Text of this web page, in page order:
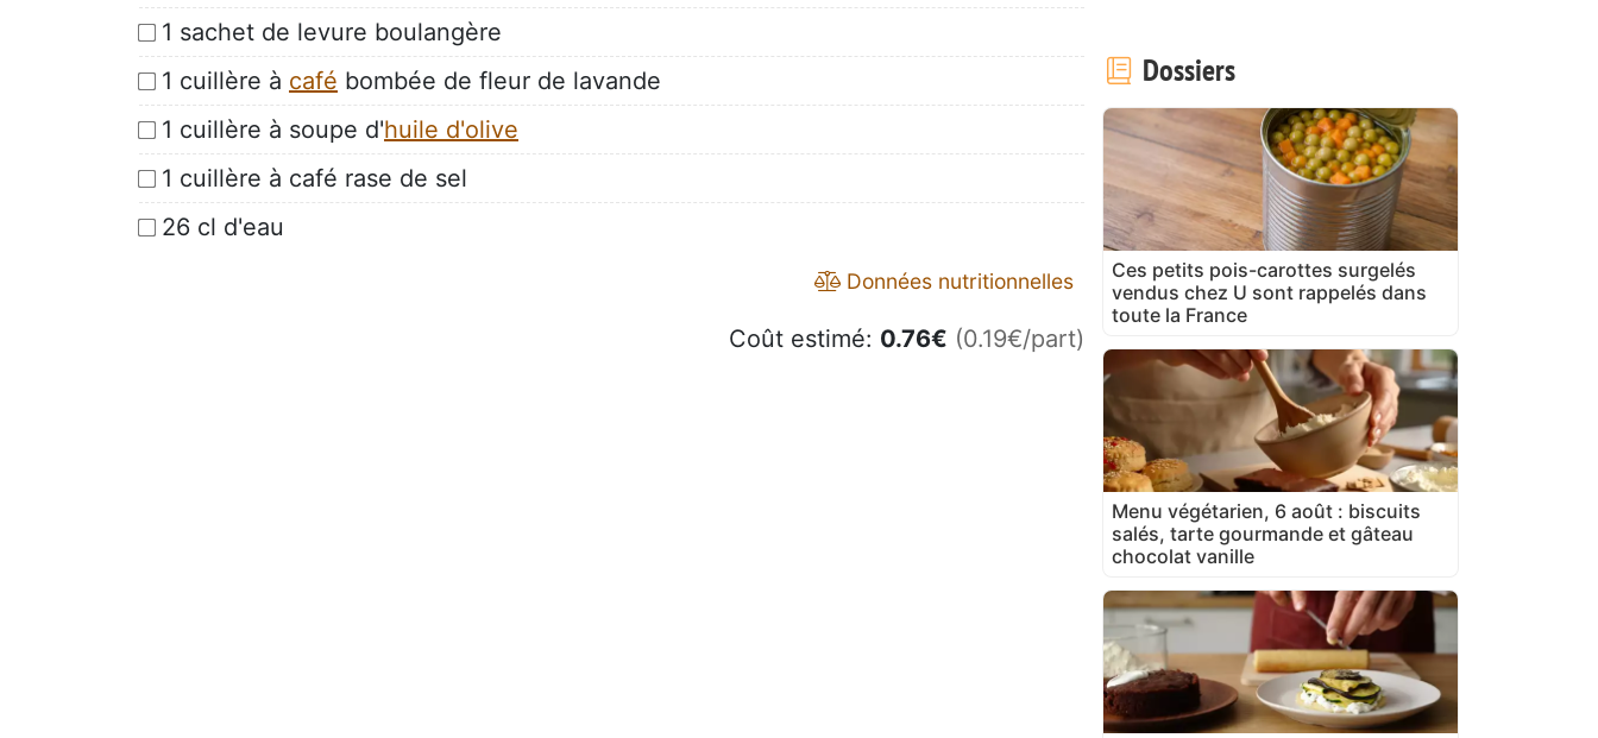
1 sachet de levure boulangère
1 cuillère à café bombée de fleur de lavande
1 cuillère à soupe d'huile d'olive
1 cuillère à café rase de sel
26 cl d'eau
Données nutritionnelles
Coût estimé: 0.76€ (0.19€/part)
Dossiers
Ces petits pois-carottes surgelés
vendus chez U sont rappelés dans
toute la France
Menu végétarien, 6 août : biscuits
salés, tarte gourmande et gâteau
chocolat vanille